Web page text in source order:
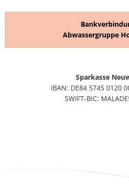
Abwassergruppe
Sparkasse
IBAN: DE84 5745 0120
SWIFT-BIC: